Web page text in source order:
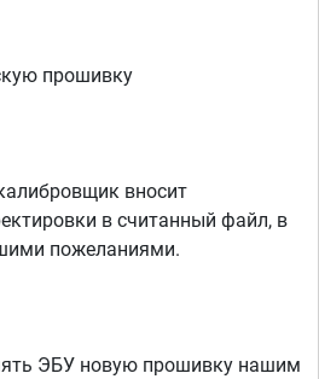
прошивку
вносит
в считанный файл, в
пожеланиями.
ЭБУ новую прошивку нашим